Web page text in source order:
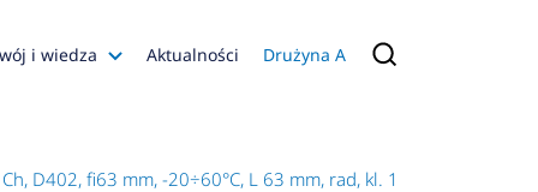
i wiedza
Konfiguratory
Aktualności Drużyna A
D402, fi63 mm, -20÷60°C, L 63 mm, rad, kl. 1